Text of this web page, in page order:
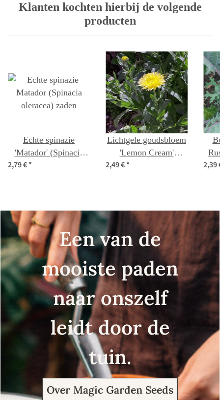
Klanten kochten hierbij de volgende
producten
Echte spinazie
'Matador' (Spinacia
oleracea) zaden
2,79 €*
Lichtgele goudsbloem
'Lemon Cream'
(Calendula officinalis)
2,49 €* 2,39
Een van de
mooiste paden
naar onszelf
leidt door de
tuin.
Over Magic Garden Seeds